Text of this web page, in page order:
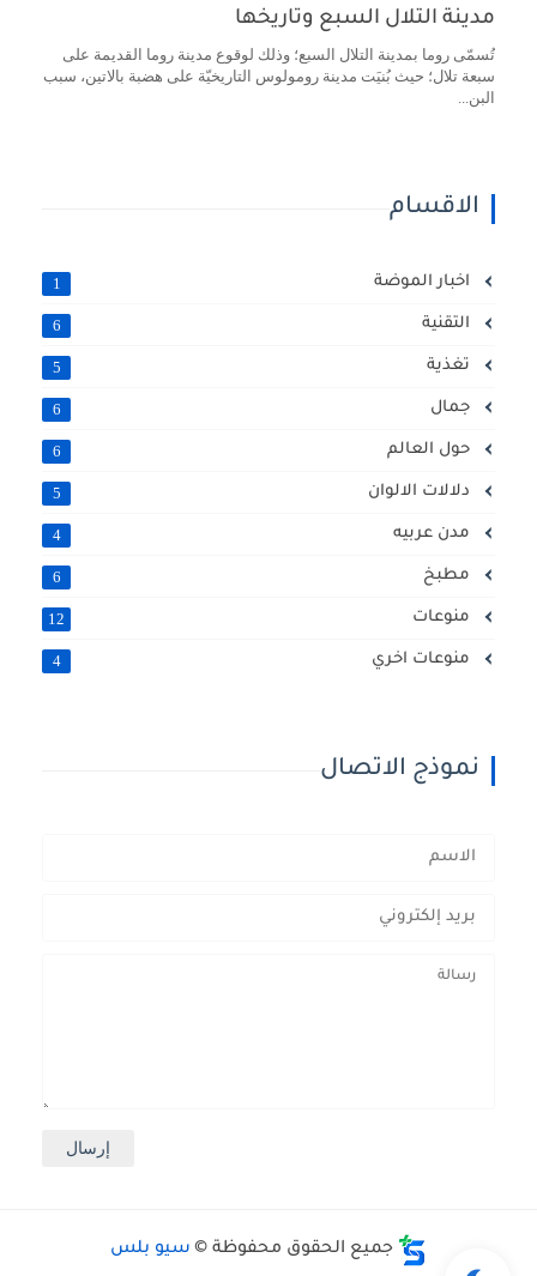
مدينة التلال السبع وتاريخها
تُسمّى روما بمدينة التلال السبع؛ وذلك لوقوع مدينة روما القديمة على
سبعة تلال؛ حيث بُنيَت مدينة رومولوس التاريخيّة على هضبة بالاتين، سبب
البن...
الاقسام
اخبار الموضة 1
التقنية 6
تغذية 5
جمال 6
حول العالم 6
دلالات الالوان 5
مدن عربيه 4
مطبخ 6
منوعات 12
منوعات اخري 4
نموذج الاتصال
جميع الحقوق محفوظة © سيو بلس